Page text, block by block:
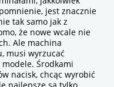
jest znacznie
tak samo jak z
że nowe wcale nie
Ale machina
musi wyrzucać
Środkami
nacisk, chcąc wyrobić
najlepsze są tylko